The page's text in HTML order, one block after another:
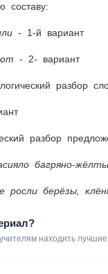
составу:
- 1-й вариант
- 2- вариант
разбор
разбор
багряно-
берёзы,
находить